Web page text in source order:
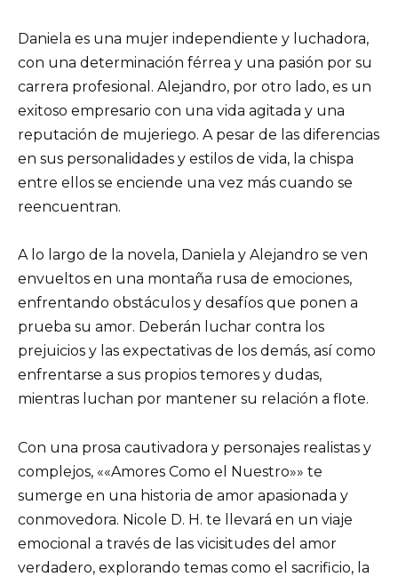
Daniela es una mujer independiente y luchadora,
con una determinación férrea y una pasión por su
carrera profesional. Alejandro, por otro lado, es un
exitoso empresario con una vida agitada y una
reputación de mujeriego. A pesar de las diferencias
en sus personalidades y estilos de vida, la chispa
entre ellos se enciende una vez más cuando se
reencuentran.
A lo largo de la novela, Daniela y Alejandro se ven
envueltos en una montaña rusa de emociones,
enfrentando obstáculos y desafíos que ponen a
prueba su amor. Deberán luchar contra los
prejuicios y las expectativas de los demás, así como
enfrentarse a sus propios temores y dudas,
mientras luchan por mantener su relación a flote.
Con una prosa cautivadora y personajes realistas y
complejos, ««Amores Como el Nuestro»» te
sumerge en una historia de amor apasionada y
conmovedora. Nicole D. H. te llevará en un viaje
emocional a través de las vicisitudes del amor
verdadero, explorando temas como el sacrificio, la